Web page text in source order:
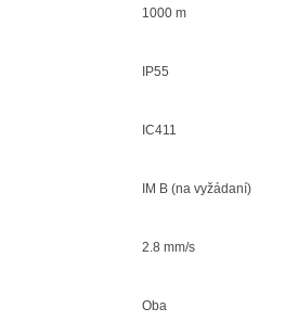
1000 m
IP55
IC411
IM B (na vyžádaní)
2.8 mm/s
Oba